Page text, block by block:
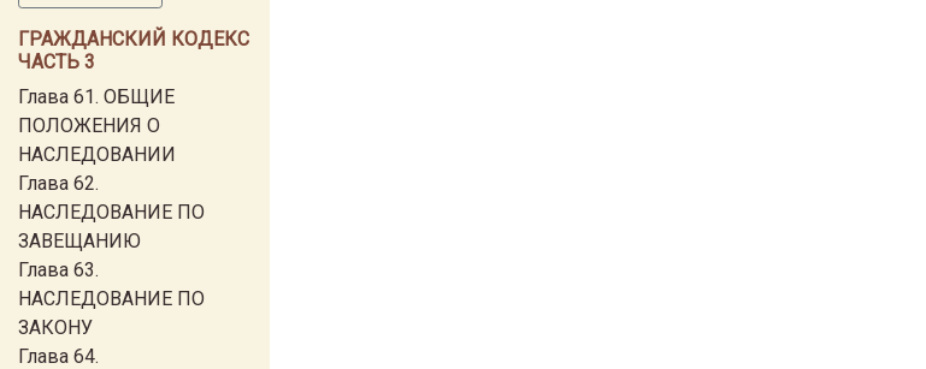
ГРАЖДАНСКИЙ КОДЕКС
ЧАСТЬ 3
Глава 61. ОБЩИЕ
ПОЛОЖЕНИЯ О
НАСЛЕДОВАНИИ
Глава 62.
НАСЛЕДОВАНИЕ ПО
ЗАВЕЩАНИЮ
Глава 63.
НАСЛЕДОВАНИЕ ПО
ЗАКОНУ
Глава 64.